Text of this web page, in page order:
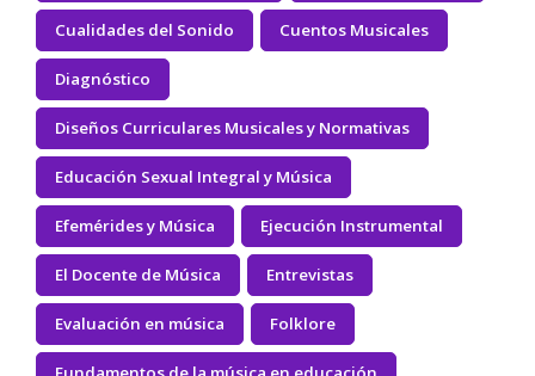
Cualidades del Sonido Cuentos Musicales
Diagnóstico
Diseños Curriculares Musicales y Normativas
Educación Sexual Integral y Música
Efemérides y Música Ejecución Instrumental
El Docente de Música Entrevistas
Evaluación en música Folklore